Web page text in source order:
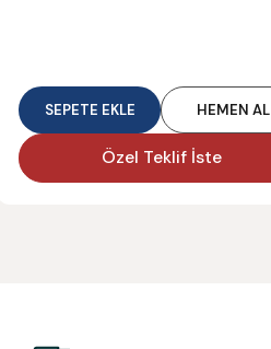
SEPETE EKLE HEMEN AL
Özel Teklif İste